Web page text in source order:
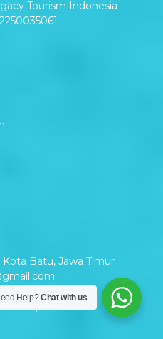
Tourism Indonesia
Batu, Jawa Timur
WIB
Help?Chat with us